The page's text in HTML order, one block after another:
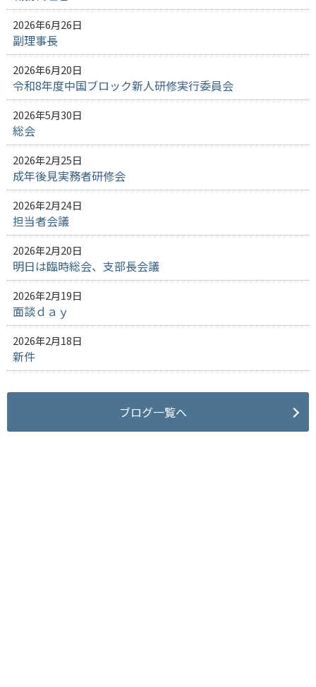
2026年6月26日
副理事長
2026年6月20日
令和8年度中国ブロック新人研修実行委員会
2026年5月30日
総会
2026年2月25日
成年後見実務者研修会
2026年2月24日
担当者会議
2026年2月20日
明日は臨時総会、支部長会議
2026年2月19日
面談ｄａｙ
2026年2月18日
新件
ブログ一覧へ